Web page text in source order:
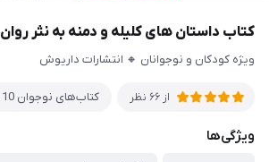
کتاب داستان های کلیله و دمنه به نثر روان
ویژه کودکان و نوجوانان 🔸 انتشارات داریوش
از 66 نظر کتاب‌های نوجوان 10 تا ۱6 سال
ویژگی‌ها